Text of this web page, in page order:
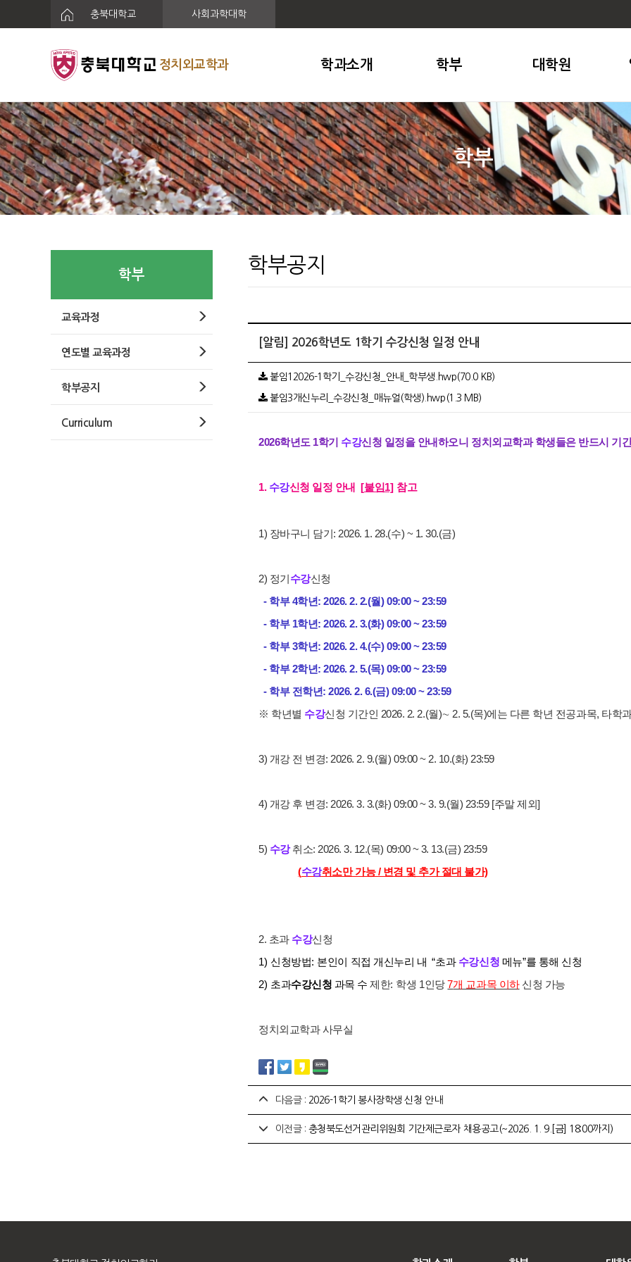
충북대학교 사회과학대학
정치외교학과 학과소개 학부 대학원
학부
학부
교육과정
연도별 교육과정
학부공지
Curriculum
학부공지
[알림] 2026학년도 1학기 수강신청 일정 안내
붙임12026-1학기_수강신청_안내_학부생.hwp(70.0 KB)
붙임3개신누리_수강신청_매뉴얼(학생).hwp(1.3 MB)
2026학년도 1학기 수강신청 일정을 안내하오니 정치외교학과 학생들은 반드시 기
1. 수강신청 일정 안내 [붙임1] 참고
1) 장바구니 담기: 2026. 1. 28.(수) ~ 1. 30.(금)
2) 정기 수강신청
- 학부 4학년: 2026. 2. 2.(월) 09:00 ~ 23:59
- 학부 1학년: 2026. 2. 3.(화) 09:00 ~ 23:59
- 학부 3학년: 2026. 2. 4.(수) 09:00 ~ 23:59
- 학부 2학년: 2026. 2. 5.(목) 09:00 ~ 23:59
- 학부 전학년: 2026. 2. 6.(금) 09:00 ~ 23:59
※ 학년별 수강신청 기간인 2026. 2. 2.(월)∼ 2. 5.(목)에는 다른 학년 전공과목, 타학
3) 개강 전 변경: 2026. 2. 9.(월) 09:00 ~ 2. 10.(화) 23:59
4) 개강 후 변경: 2026. 3. 3.(화) 09:00 ~ 3. 9.(월) 23:59 [주말 제외]
5) 수강취소: 2026. 3. 12.(목) 09:00 ~ 3. 13.(금) 23:59
(수강취소만 가능 / 변경 및 추가 절대 불가)
2. 초과 수강신청
1) 신청방법: 본인이 직접 개신누리 내“초과 수강신청 메뉴”를 통해 신청
2) 초과수강신청 과목 수제한: 학생 1인당7개 교과목 이하 신청 가능
정치외교학과 사무실
다음글 : 2026-1학기 봉사장학생 신청 안내
이전글 : 충청북도선거관리위원회 기간제근로자 채용공고(~2026. 1. 9.[금] 18:00까지)